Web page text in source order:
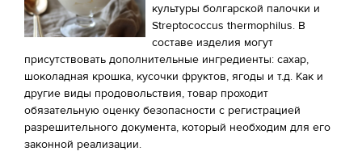
культуры болгарской палочки и
Streptococcus thermophilus. В
составе изделия могут
присутствовать дополнительные ингредиенты: сахар,
шоколадная крошка, кусочки фруктов, ягоды и т.д. Как и
другие виды продовольствия, товар проходит
обязательную оценку безопасности с регистрацией
разрешительного документа, который необходим для его
законной реализации.